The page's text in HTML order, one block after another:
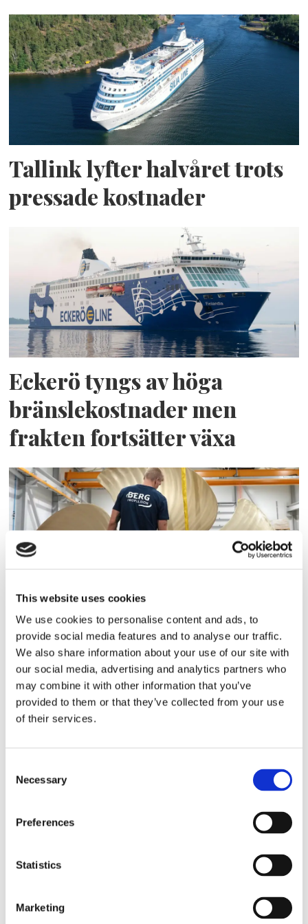
This website uses cookies
We use cookies to personalise content and ads, to
provide social media features and to analyse our traffic.
We also share information about your use of our site with
our social media, advertising and analytics partners who
may combine it with other information that you’ve
provided to them or that they’ve collected from your use
of their services.
Selection
Necessary
Preferences
Statistics
Marketing
Tallink lyfter halvåret trots
pressade kostnader
Eckerö tyngs av höga
bränslekostnader men
frakten fortsätter växa
Storaffären: Kongsberg
Maritime köper Berg
Propulsion
Sirius tar leverans av